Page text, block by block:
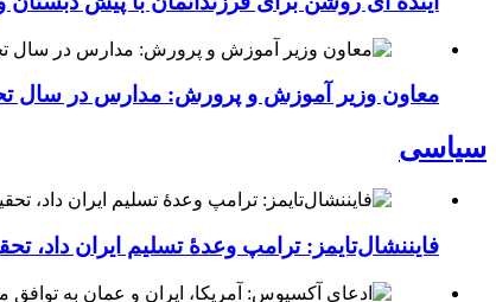
معاون وزیر آموزش و پرورش: مدارس در
سیاسی
فایننشال‌تایمز: ترامپ وعدۀ تسلیم ایران داد،